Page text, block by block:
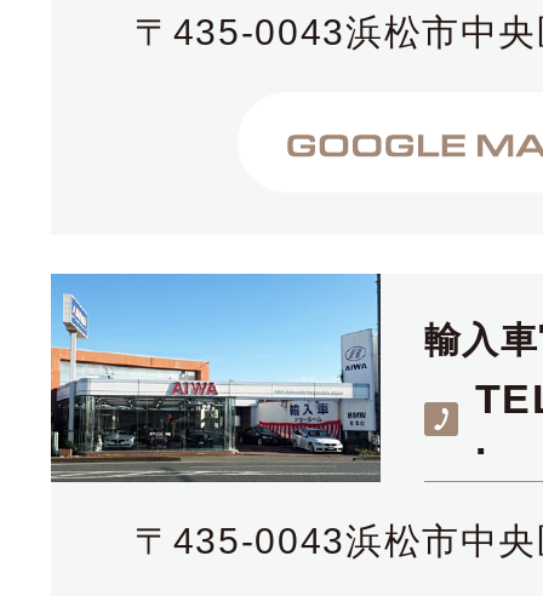
〒435-0043浜松市中
輸入
〒435-0043浜松市中
.